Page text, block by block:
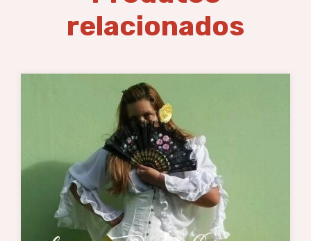
relacionados